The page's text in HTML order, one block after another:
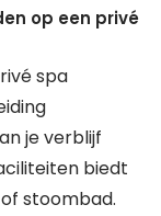
op een privé
spa
je verblijf
biedt
of stoombad.